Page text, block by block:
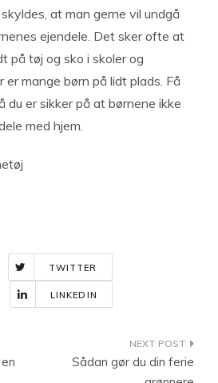
at man gerne vil undgå
ejendele. Det sker ofte at
på tøj og sko i skoler og
mange børn på lidt plads. Få
du er sikker på at børnene ikke
med hjem.
TWITTER
LINKEDIN
Sådan gør du din ferie